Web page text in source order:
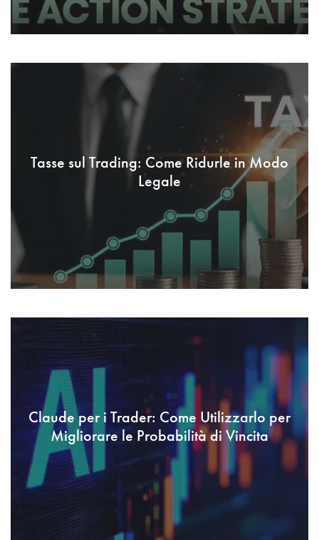
Tasse sul Trading: Come Ridurle in Modo
Legale
Claude per i Trader: Come Utilizzarlo per
Migliorare le Probabilità di Vincita